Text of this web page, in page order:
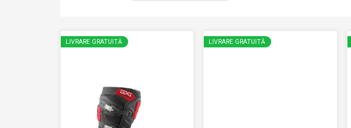
LIVRARE GRATUITĂ LIVRARE GRATUITĂ